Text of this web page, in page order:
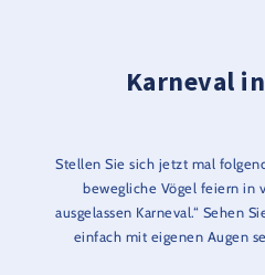
Karneval
Stellen Sie sich jetzt mal
bewegliche Vögel feiern in
ausgelassen Karneval.“ Sehen
einfach mit eigenen Augen